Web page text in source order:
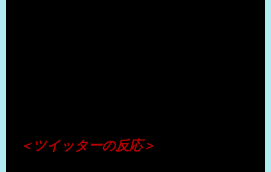
＜ツイッターの反応＞